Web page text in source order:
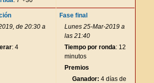
de 20:30 a
: 4
Fase final
Lunes 25-Mar-2019 a
las 21:40
Tiempo por ronda: 12
minutos
Premios
Ganador: 4 días de